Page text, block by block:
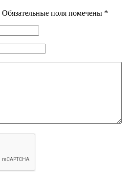
Обязательные поля помечены *